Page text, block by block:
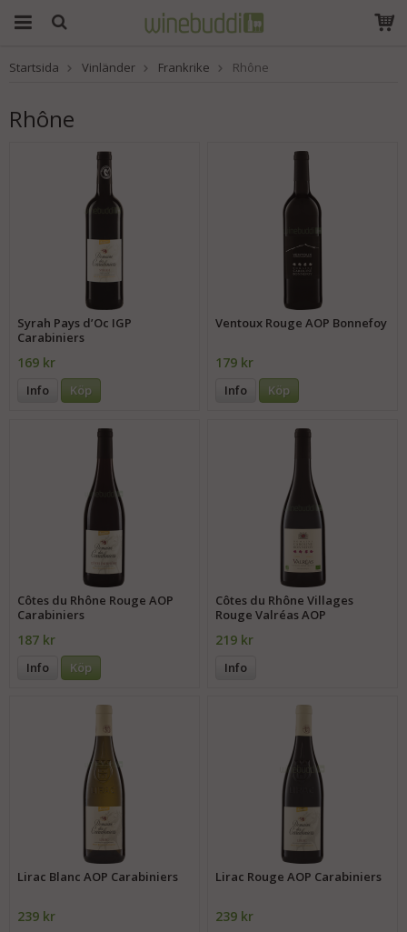
Produkten har blivit
Startsida Vinländer Frankrike Rhône
Rhône
Syrah Pays d’Oc IGP
Carabiniers
169 kr
Info Köp
Ventoux Rouge AOP Bonnefoy
179 kr
Info Köp
Côtes du Rhône Rouge AOP
Carabiniers
187 kr
Info Köp
Côtes du Rhône Villages
Rouge Valréas AOP
219 kr
Info
Lirac Blanc AOP Carabiniers
239 kr
Lirac Rouge AOP Carabiniers
239 kr